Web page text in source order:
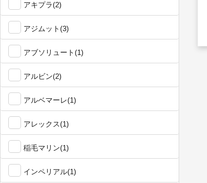
アキプラ(2)
アジムット(3)
アブソリュート(1)
アルビン(2)
アルベマーレ(1)
アレックス(1)
稲毛マリン(1)
インペリアル(1)